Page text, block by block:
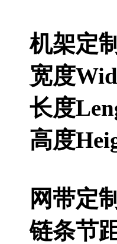
机架定
宽度
长度
高度
网带定
链条节